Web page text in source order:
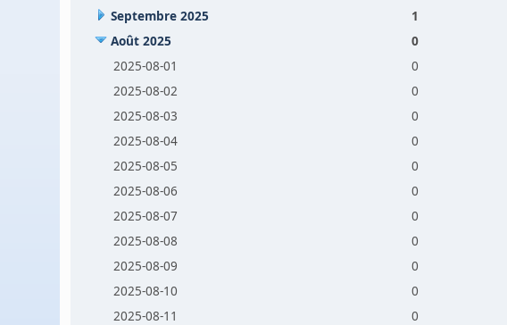
Septembre 2025
1
Août 2025
0
2025-08-01
0
2025-08-02
0
2025-08-03
0
2025-08-04
0
2025-08-05
0
2025-08-06
0
2025-08-07
0
2025-08-08
0
2025-08-09
0
2025-08-10
0
2025-08-11
0